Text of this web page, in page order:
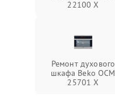
22100 X
Ремонт духового
шкафа Beko OCM
25701 X